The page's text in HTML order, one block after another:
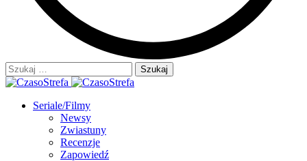
Szukaj:
Seriale/Filmy
Newsy
Zwiastuny
Recenzje
Zapowiedź